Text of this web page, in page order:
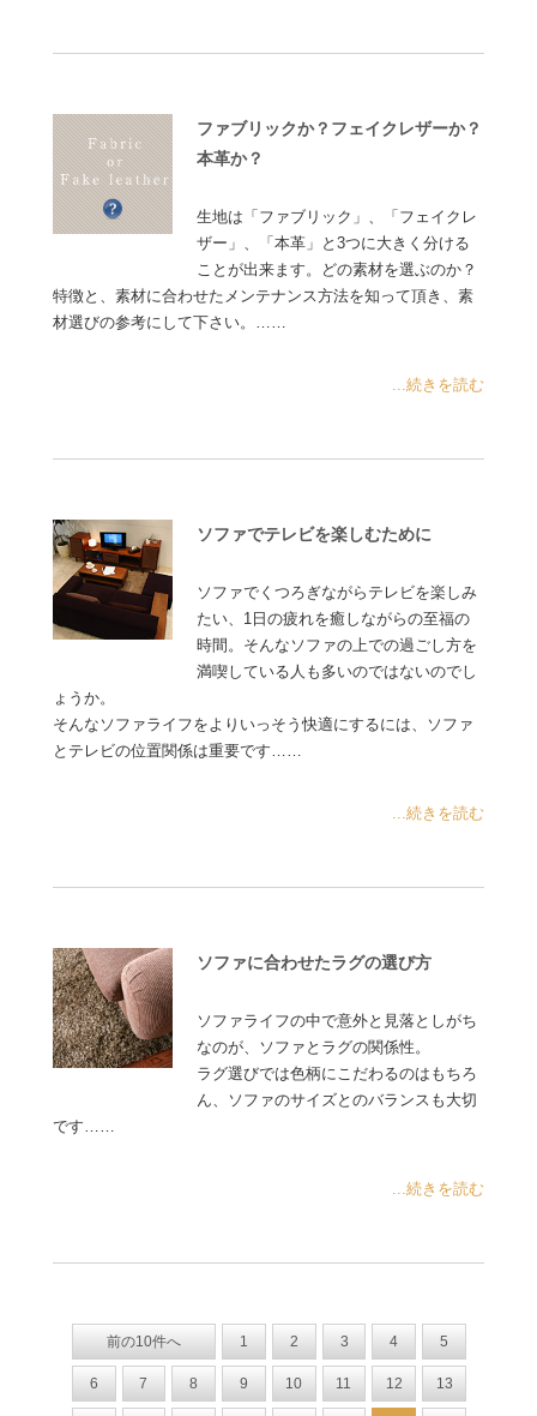
ファブリックか？フェイクレザーか？
本革か？
生地は「ファブリック」、「フェイクレ
ザー」、「本革」と3つに大きく分ける
ことが出来ます。どの素材を選ぶのか？
特徴と、素材に合わせたメンテナンス方法を知って頂き、素
材選びの参考にして下さい。……
...続きを読む
ソファでテレビを楽しむために
ソファでくつろぎながらテレビを楽しみ
たい、1日の疲れを癒しながらの至福の
時間。そんなソファの上での過ごし方を
満喫している人も多いのではないのでし
ょうか。
そんなソファライフをよりいっそう快適にするには、ソファ
とテレビの位置関係は重要です……
...続きを読む
ソファに合わせたラグの選び方
ソファライフの中で意外と見落としがち
なのが、ソファとラグの関係性。
ラグ選びでは色柄にこだわるのはもちろ
ん、ソファのサイズとのバランスも大切
です……
...続きを読む
前の10件へ 1 2 3 4 5
6 7 8 9 10 11 12 13